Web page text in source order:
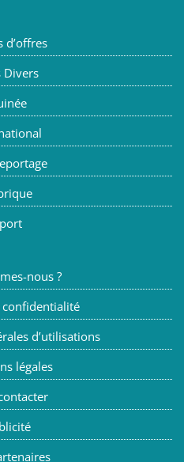
d’offres
Divers
nous ?
d’utilisations
légales